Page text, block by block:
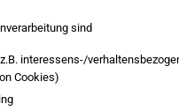
sind
interessens-/
Cookies)